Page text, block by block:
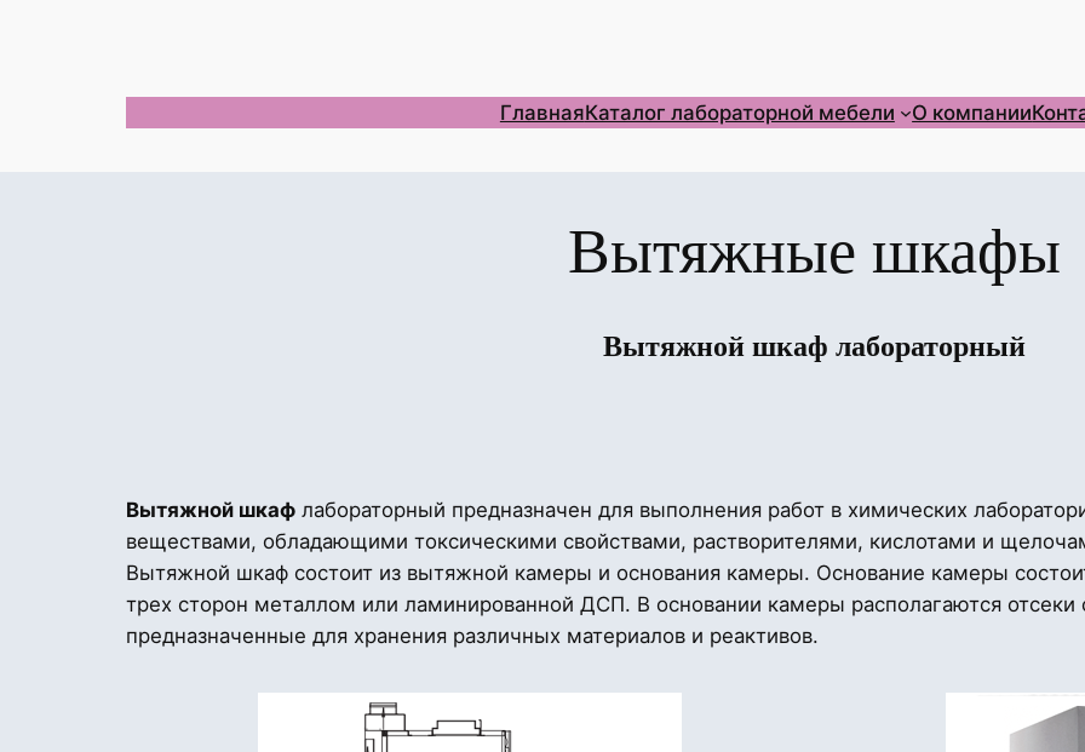
ГлавнаяКаталог лабораторной мебели О компании
Вытяжные шкафы
Вытяжной шкаф лабораторный
Вытяжной шкаф лабораторный предназначен для выполнения работ в химических
веществами, обладающими токсическими свойствами, растворителями, кислотами и
Вытяжной шкаф состоит из вытяжной камеры и основания камеры. Основание камеры
трех сторон металлом или ламинированной ДСП. В основании камеры располагаются
предназначенные для хранения различных материалов и реактивов.